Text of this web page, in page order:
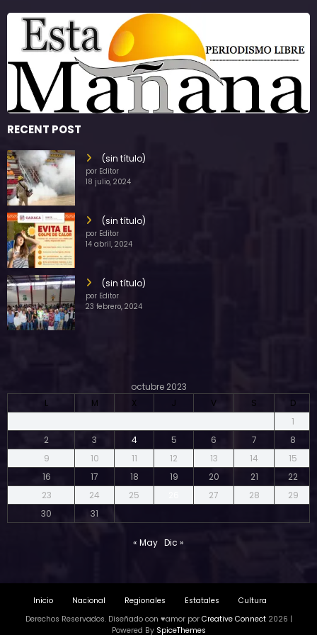
RECENT POST
(sin título)
por Editor
18 julio, 2024
(sin título)
por Editor
14 abril, 2024
(sin título)
por Editor
23 febrero, 2024
octubre 2023
L
M X J V S
D
1
2
3 4 5 6 7
8
9
10 11 12 13 14
15
16
17 18 19 20 21
22
23
24 25 27 28
29
30
31
« May Dic »
Inicio Nacional Regionales Estatales
Cultura
Derechos Reservados. Diseñado con ♥amor por Creative Connect2026 |
Powered By SpiceThemes